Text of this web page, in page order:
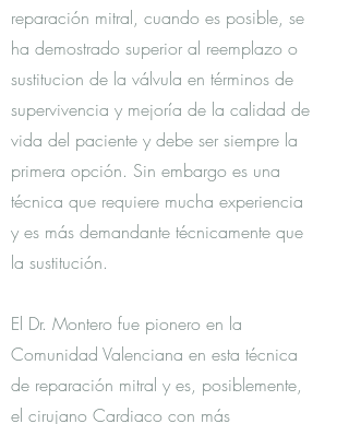
reparación mitral, cuando es posible, se
ha demostrado superior al reemplazo o
sustitucion de la válvula en términos de
supervivencia y mejoría de la calidad de
vida del paciente y debe ser siempre la
primera opción. Sin embargo es una
técnica que requiere mucha experiencia
y es más demandante técnicamente que
la sustitución.
El Dr. Montero fue pionero en la
Comunidad Valenciana en esta técnica
de reparación mitral y es, posiblemente,
el cirujano Cardiaco con más